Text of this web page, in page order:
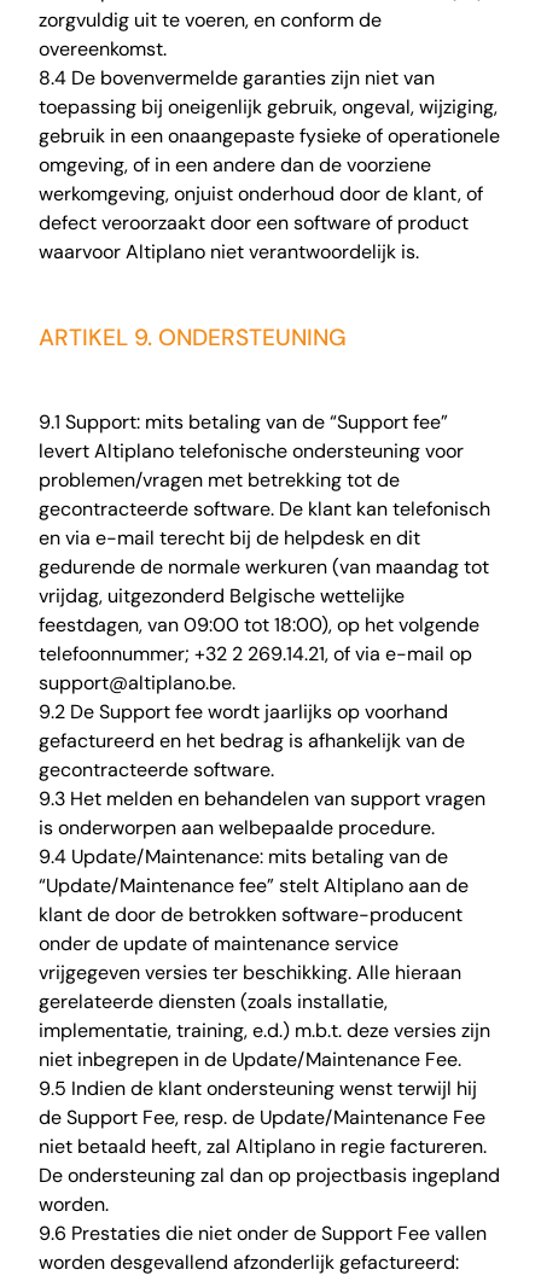
zorgvuldig uit te voeren, en conform de
overeenkomst.
8.4 De bovenvermelde garanties zijn niet van
toepassing bij oneigenlijk gebruik, ongeval, wijziging,
gebruik in een onaangepaste fysieke of operationele
omgeving, of in een andere dan de voorziene
werkomgeving, onjuist onderhoud door de klant, of
defect veroorzaakt door een software of product
waarvoor Altiplano niet verantwoordelijk is.
ARTIKEL 9. ONDERSTEUNING
9.1 Support: mits betaling van de “Support fee”
levert Altiplano telefonische ondersteuning voor
problemen/vragen met betrekking tot de
gecontracteerde software. De klant kan telefonisch
en via e-mail terecht bij de helpdesk en dit
gedurende de normale werkuren (van maandag tot
vrijdag, uitgezonderd Belgische wettelijke
feestdagen, van 09:00 tot 18:00), op het volgende
telefoonnummer; +32 2 269.14.21, of via e-mail op
support@altiplano.be.
9.2 De Support fee wordt jaarlijks op voorhand
gefactureerd en het bedrag is afhankelijk van de
gecontracteerde software.
9.3 Het melden en behandelen van support vragen
is onderworpen aan welbepaalde procedure.
9.4 Update/Maintenance: mits betaling van de
“Update/Maintenance fee” stelt Altiplano aan de
klant de door de betrokken software-producent
onder de update of maintenance service
vrijgegeven versies ter beschikking. Alle hieraan
gerelateerde diensten (zoals installatie,
implementatie, training, e.d.) m.b.t. deze versies zijn
niet inbegrepen in de Update/Maintenance Fee.
9.5 Indien de klant ondersteuning wenst terwijl hij
de Support Fee, resp. de Update/Maintenance Fee
niet betaald heeft, zal Altiplano in regie factureren.
De ondersteuning zal dan op projectbasis ingepland
worden.
9.6 Prestaties die niet onder de Support Fee vallen
worden desgevallend afzonderlijk gefactureerd: